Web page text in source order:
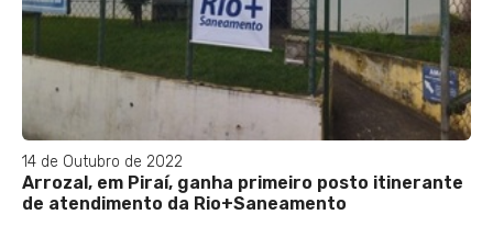
14 de Outubro de 2022
Arrozal, em Piraí, ganha primeiro posto itinerante
de atendimento da Rio+Saneamento